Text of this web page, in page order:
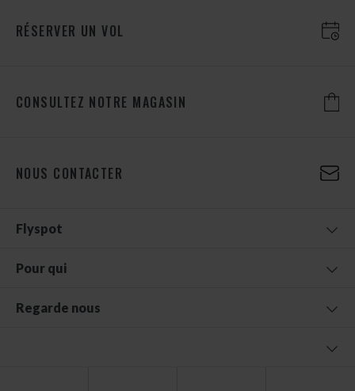
RÉSERVER UN VOL
CONSULTEZ NOTRE MAGASIN
NOUS CONTACTER
Flyspot
Pour qui
Regarde nous